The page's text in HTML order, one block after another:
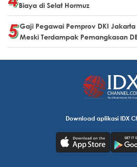
Biaya di Selat Hormuz
Gaji Pegawai Pemprov DKI
Meski Terdampak Pemangkasan
Download aplikasi IDX